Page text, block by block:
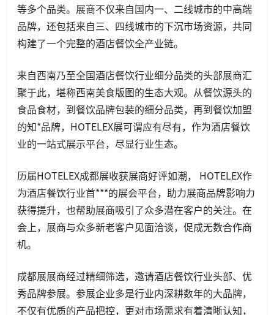
等多个品类。展商不仅来自国内一、二线城市的中高端
品牌，还包括来自三、四线城市的下沉市场资源，共同
构建了一个完整的酒店餐饮全产业链。
来自西南乃至全国酒店餐饮行业细分品类的头部展商汇
聚于此，堪称西南美食版图的生态大观。从餐饮源头的
食品食材，到餐饮品牌包装的细分品类，再到餐饮加盟
的知*品牌，HOTELEX展可谓应有尽有，作为酒店餐饮
业的一站式展示平台，尽显行业生态。
历届HOTELEX成都展收获展商好评如潮， HOTELEX作
为酒店餐饮行业首***的展会平台，助力展商品牌影响力
获得提升，也帮助展商吸引了众多潜在客户的关注。在
会上，展商与众多新老客户见面洽谈，促成无数合作商
机。
成都展展商经过精细筛选，邀请酒店餐饮行业头部、优
秀品牌参展。参展企业多是行业内深耕数年的大品牌，
不仅有优质的产品把控，更对市场需求有着清晰认知，